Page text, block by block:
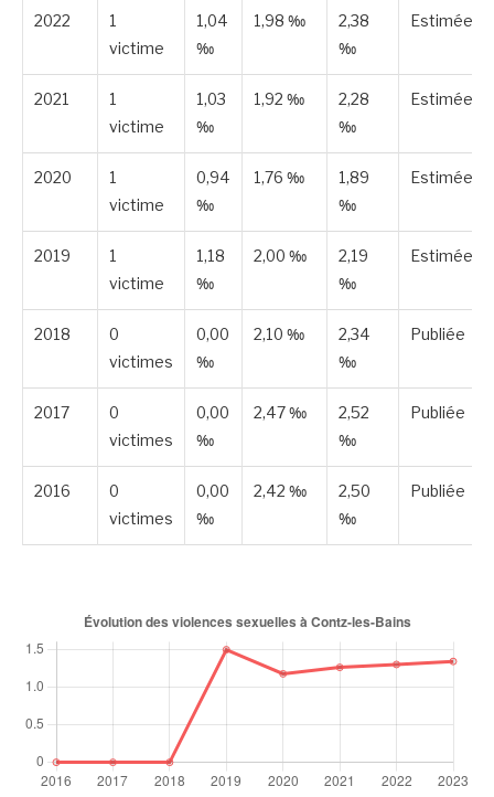
2022
1
victime
1,04
‰
1,98 ‰
2,38
‰
Estimée
2021
1
victime
1,03
‰
1,92 ‰
2,28
‰
Estimée
2020
1
victime
0,94
‰
1,76 ‰
1,89
‰
Estimée
2019
1
victime
1,18
‰
2,00 ‰
2,19
‰
Estimée
2018
0
victimes
0,00
‰
2,10 ‰
2,34
‰
Publiée
2017
0
victimes
0,00
‰
2,47 ‰
2,52
‰
Publiée
2016
0
victimes
0,00
‰
2,42 ‰
2,50
‰
Publiée